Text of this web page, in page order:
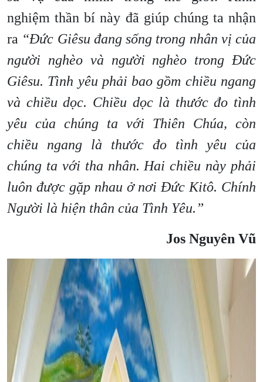
nghiệm thần bí này đã giúp chúng ta nhận
ra “Đức Giêsu đang sống trong nhân vị của
người nghèo và người nghèo trong Đức
Giêsu. Tình yêu phải bao gồm chiều ngang
và chiều dọc. Chiều dọc là thước đo tình
yêu của chúng ta với Thiên Chúa, còn
chiều ngang là thước đo tình yêu của
chúng ta với tha nhân. Hai chiều này phải
luôn được gặp nhau ở nơi Đức Kitô. Chính
Người là hiện thân của Tình Yêu.”
Jos Nguyên Vũ